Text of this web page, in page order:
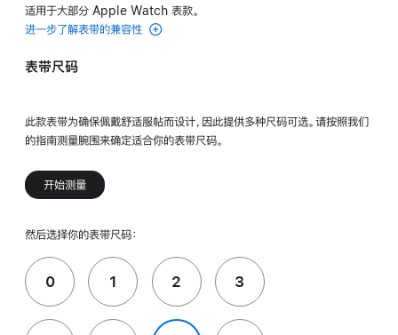
适用于大部分 Apple Watch 表款。
进一步了解表带的兼容性
表带尺码
此款表带为确保佩戴舒适服帖而设计，因此提供多种尺码可选。请按照我们
的指南测量腕围来确定适合你的表带尺码。
开始测量
然后选择你的表带尺码：
0 1 2 3